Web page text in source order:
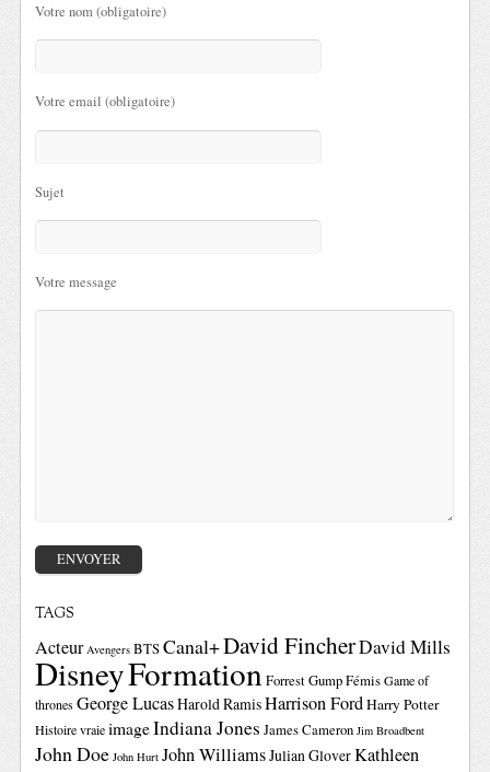
Votre nom (obligatoire)
Votre email (obligatoire)
Sujet
Votre message
TAGS
Acteur Avengers BTSCanal+David FincherDavid Mills
DisneyFormationForrest GumpFémis Game of
thrones George LucasHarold RamisHarrison FordHarry Potter
Histoire vraie imageIndiana Jones James Cameron Jim Broadbent
John Doe John Hurt John WilliamsJulian GloverKathleen